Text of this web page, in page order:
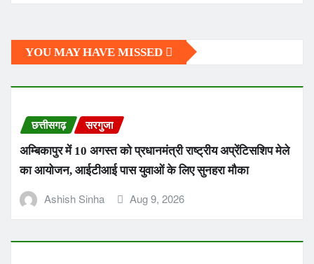
YOU MAY HAVE MISSED
छत्तीसगढ़ सरगुजा
अम्बिकापुर में 10 अगस्त को प्रधानमंत्री राष्ट्रीय अप्रेंटिसशिप मेले
का आयोजन, आईटीआई पास युवाओं के लिए सुनहरा मौका
Ashish Sinha Aug 9, 2026